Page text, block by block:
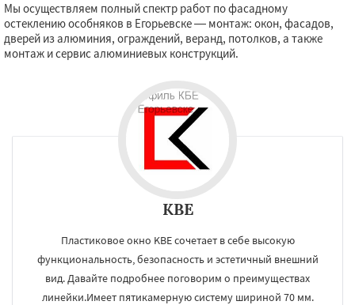
Мы осуществляем полный спектр работ по фасадному
остеклению особняков в Егорьевске — монтаж: окон, фасадов,
дверей из алюминия, ограждений, веранд, потолков, а также
монтаж и сервис алюминиевых конструкций.
KBE
Пластиковое окно KBE сочетает в себе высокую
функциональность, безопасность и эстетичный внешний
вид. Давайте подробнее поговорим о преимуществах
линейки.Имеет пятикамерную систему шириной 70 мм.